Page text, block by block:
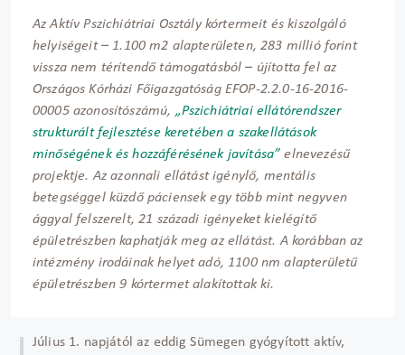
Az Aktív Pszichiátriai Osztály kórtermeit és kiszolgáló
helyiségeit – 1.100 m2 alapterületen, 283 millió forint
vissza nem térítendő támogatásból – újította fel az
Országos Kórházi Főigazgatóság EFOP-2.2.0-16-2016-
00005 azonosítószámú, „Pszichiátriai ellátórendszer
strukturált fejlesztése keretében a szakellátások
minőségének és hozzáférésének javítása” elnevezésű
projektje. Az azonnali ellátást igénylő, mentális
betegséggel küzdő páciensek egy több mint negyven
ággyal felszerelt, 21 századi igényeket kielégítő
épületrészben kaphatják meg az ellátást. A korábban az
intézmény irodáinak helyet adó, 1100 nm alapterületű
épületrészben 9 kórtermet alakítottak ki.
Július 1. napjától az eddig Sümegen gyógyított aktív,